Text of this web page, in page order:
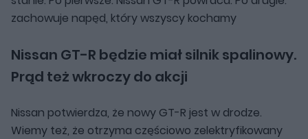
zachowuje napęd, który wszyscy kochamy
Nissan GT-R będzie miał silnik spalinowy.
Prąd też wkroczy do akcji
Nissan potwierdza, że nowy GT-R jest w drodze.
Wiemy też, że otrzyma częściowo zelektryfikowany